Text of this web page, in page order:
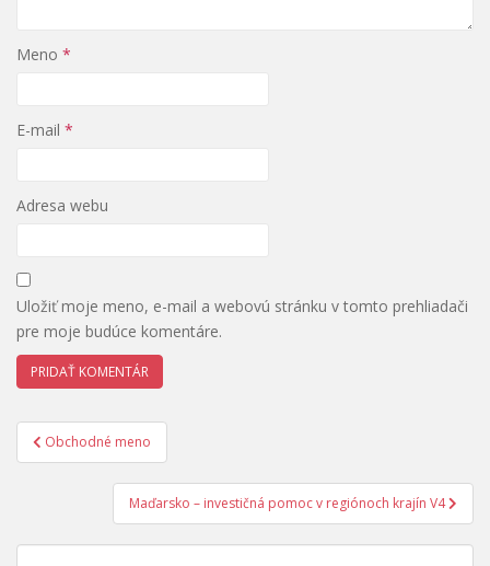
Meno *
E-mail *
Adresa webu
Uložiť moje meno, e-mail a webovú stránku v tomto prehliadači
pre moje budúce komentáre.
Navigácia
v
Obchodné meno
Maďarsko – investičná pomoc v regiónoch krajín V4